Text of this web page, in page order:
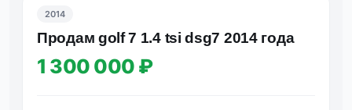
2014
Продам golf 7 1.4 tsi dsg7 2014 года
1 300 000 ₽